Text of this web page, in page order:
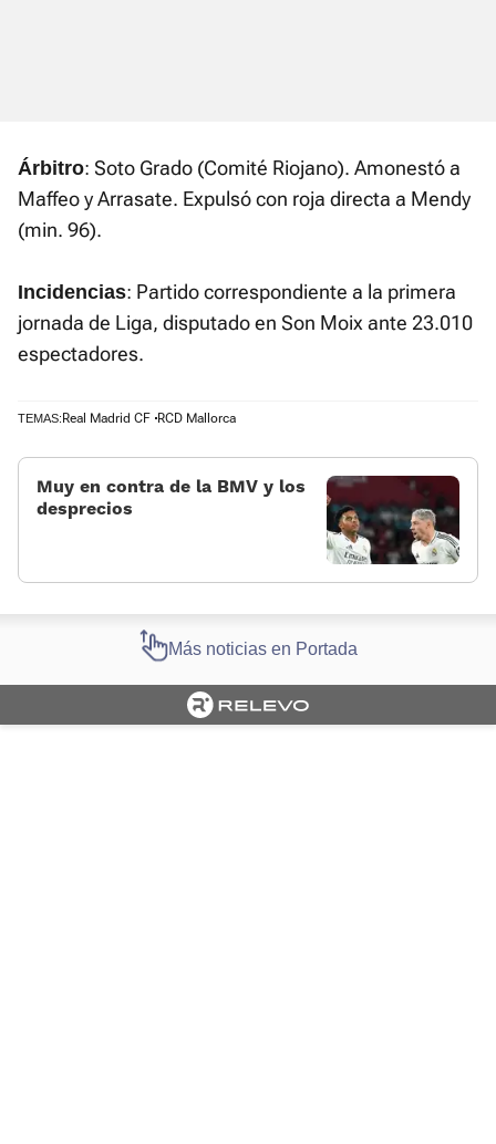
Árbitro: Soto Grado (Comité Riojano). Amonestó a
Maffeo y Arrasate. Expulsó con roja directa a Mendy
(min. 96).
Incidencias: Partido correspondiente a la primera
jornada de Liga, disputado en Son Moix ante 23.010
espectadores.
TEMAS: Real Madrid CF RCD Mallorca
Muy en contra de la BMV y los
desprecios
Más noticias en Portada